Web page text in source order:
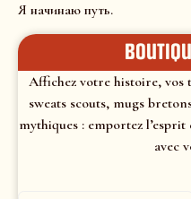
Я начинаю путь.
Affichez votre histoire,
sweats scouts, mugs
mythiques : emportez
avec